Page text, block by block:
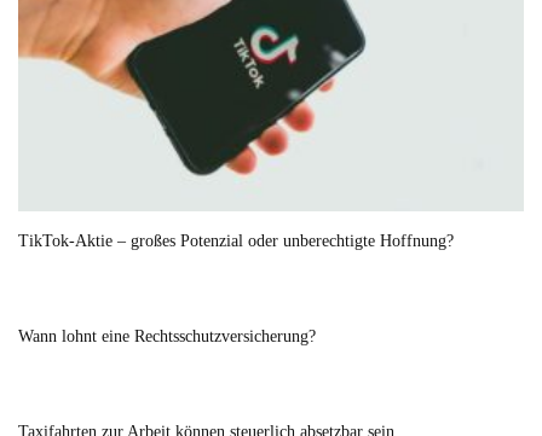
TikTok-Aktie – großes Potenzial oder unberechtigte Hoffnung?
Wann lohnt eine Rechtsschutzversicherung?
Taxifahrten zur Arbeit können steuerlich absetzbar sein